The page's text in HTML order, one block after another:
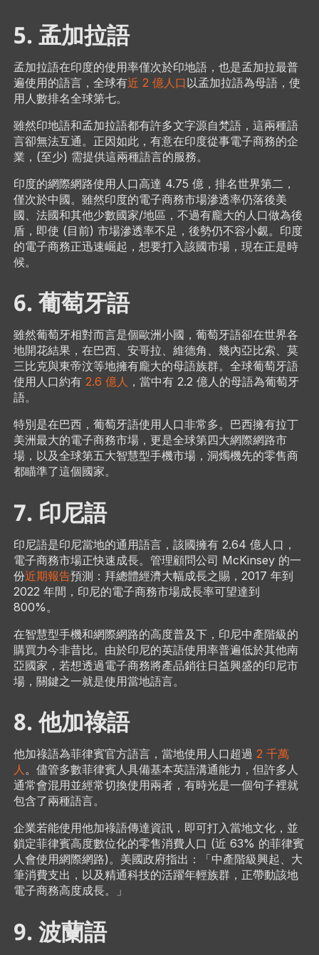
5. 孟加拉語
孟加拉語在印度的使用率僅次於印地語，也是孟加拉最普
遍使用的語言，全球有近 2 億人口以孟加拉語為母語，使
用人數排名全球第七。
雖然印地語和孟加拉語都有許多文字源自梵語，這兩種語
言卻無法互通。正因如此，有意在印度從事電子商務的企
業，(至少) 需提供這兩種語言的服務。
印度的網際網路使用人口高達 4.75 億，排名世界第二，
僅次於中國。雖然印度的電子商務市場滲透率仍落後美
國、法國和其他少數國家/地區，不過有龐大的人口做為後
盾，即使 (目前) 市場滲透率不足，後勢仍不容小覷。印度
的電子商務正迅速崛起，想要打入該國市場，現在正是時
候。
6. 葡萄牙語
雖然葡萄牙相對而言是個歐洲小國，葡萄牙語卻在世界各
地開花結果，在巴西、安哥拉、維德角、幾內亞比索、莫
三比克與東帝汶等地擁有龐大的母語族群。全球葡萄牙語
使用人口約有 2.6 億人 ，當中有 2.2 億人的母語為葡萄牙
語。
特別是在巴西，葡萄牙語使用人口非常多。巴西擁有拉丁
美洲最大的電子商務市場，更是全球第四大網際網路市
場，以及全球第五大智慧型手機市場，洞燭機先的零售商
都瞄準了這個國家。
7. 印尼語
印尼語是印尼當地的通用語言，該國擁有 2.64 億人口，
電子商務市場正快速成長。管理顧問公司 McKinsey 的一
份近期報告預測：拜總體經濟大幅成長之賜，2017 年到
2022 年間，印尼的電子商務市場成長率可望達到
800%。
在智慧型手機和網際網路的高度普及下，印尼中產階級的
購買力今非昔比。由於印尼的英語使用率普遍低於其他南
亞國家，若想透過電子商務將產品銷往日益興盛的印尼市
場，關鍵之一就是使用當地語言。
8. 他加祿語
他加祿語為菲律賓官方語言，當地使用人口超過 2 千萬
人 。儘管多數菲律賓人具備基本英語溝通能力，但許多人
通常會混用並經常切換使用兩者，有時光是一個句子裡就
包含了兩種語言。
企業若能使用他加祿語傳達資訊，即可打入當地文化，並
鎖定菲律賓高度數位化的零售消費人口 (近 63% 的菲律賓
人會使用網際網路)。美國政府指出：「中產階級興起、大
筆消費支出，以及精通科技的活躍年輕族群，正帶動該地
電子商務高度成長。」
9. 波蘭語